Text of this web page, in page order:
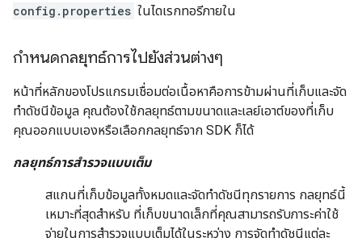
config.properties ในไดเรกทอรีภายใน
กำหนดกลยุทธ์การไปยังส่วนต่างๆ
หน้าที่หลักของโปรแกรมเชื่อมต่อเนื้อหาคือการข้ามผ่านที่เก็บและจัด
ทำดัชนีข้อมูล คุณต้องใช้กลยุทธ์ตามขนาดและเลย์เอาต์ของที่เก็บ
คุณออกแบบเองหรือเลือกกลยุทธ์จาก SDK ก็ได้
กลยุทธ์การสำรวจแบบเต็ม
สแกนที่เก็บข้อมูลทั้งหมดและจัดทำดัชนีทุกรายการ กลยุทธ์นี้
เหมาะที่สุดสำหรับ ที่เก็บขนาดเล็กที่คุณสามารถรับภาระค่าใช้
จ่ายในการสำรวจแบบเต็มได้ในระหว่าง การจัดทำดัชนีแต่ละ